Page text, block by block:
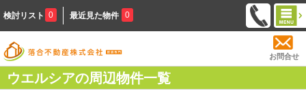
検討リスト 0 最近見た物件 0
お問合せ
ウエルシアの周辺物件一覧